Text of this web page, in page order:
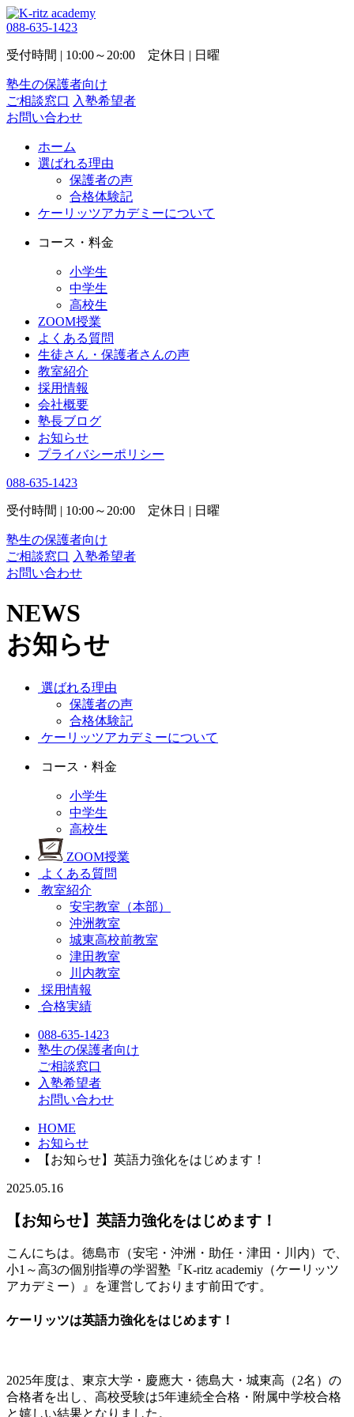
088-635-1423
受付時間 | 10:00～20:00 定休日 | 日曜
塾生の保護者向け
ご相談窓口 入塾希望者
お問い合わせ
ホーム
選ばれる理由
保護者の声
合格体験記
ケーリッツアカデミーについて
コース・料金
小学生
中学生
高校生
ZOOM授業
よくある質問
生徒さん・保護者さんの声
教室紹介
採用情報
会社概要
塾長ブログ
お知らせ
プライバシーポリシー
088-635-1423
受付時間 | 10:00～20:00 定休日 | 日曜
塾生の保護者向け
ご相談窓口 入塾希望者
お問い合わせ
NEWS
お知らせ
選ばれる理由
保護者の声
合格体験記
ケーリッツアカデミーについて
コース・料金
小学生
中学生
高校生
ZOOM授業
よくある質問
教室紹介
安宅教室（本部）
沖洲教室
城東高校前教室
津田教室
川内教室
採用情報
合格実績
088-635-1423
塾生の保護者向け
ご相談窓口
入塾希望者
お問い合わせ
HOME
お知らせ
【お知らせ】英語力強化をはじめます！
2025.05.16
【お知らせ】英語力強化をはじめます！
こんにちは。徳島市（安宅・沖洲・助任・津田・川内）で、
小1～高3の個別指導の学習塾『K-ritz academiy（ケーリッツ
アカデミー）』を運営しております前田です。
ケーリッツは英語力強化をはじめます！
2025年度は、東京大学・慶應大・徳島大・城東高（2名）の
合格者を出し、高校受験は5年連続全合格・附属中学校合格
と嬉しい結果となりました。